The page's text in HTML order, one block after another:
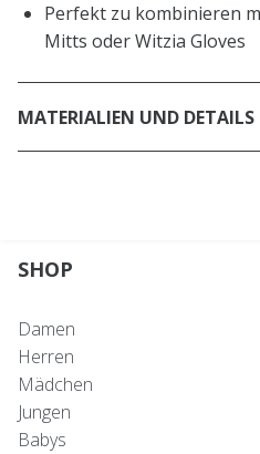
Perfekt zu kombinieren
Mitts oder Witzia Gloves
MATERIALIEN UND DETAILS
SHOP
Damen
Herren
Mädchen
Jungen
Babys